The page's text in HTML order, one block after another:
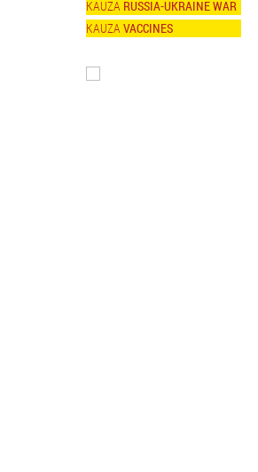
RUSSIA-UKRAINE WAR
VACCINES